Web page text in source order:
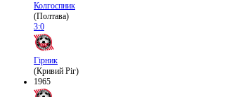
Колгоспник
(Полтава)
3:0
Гірник
(Кривий Ріг)
1965